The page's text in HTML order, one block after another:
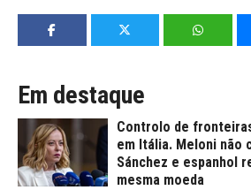
Em destaque
Controlo de
em Itália. Meloni não
Sánchez e espanhol
mesma moeda